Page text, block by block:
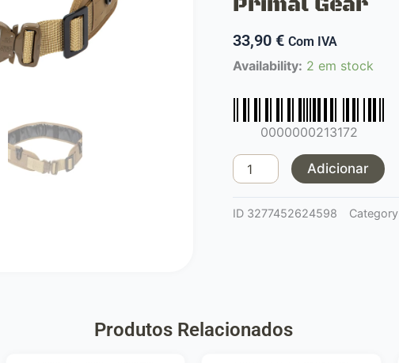
33,90 € Com IVA
Availability: 2 em stock
0000000213172
Quantidade
Piloto
Tan
Primal
Adicionar
ID 3277452624598 Category
Produtos Relacionados